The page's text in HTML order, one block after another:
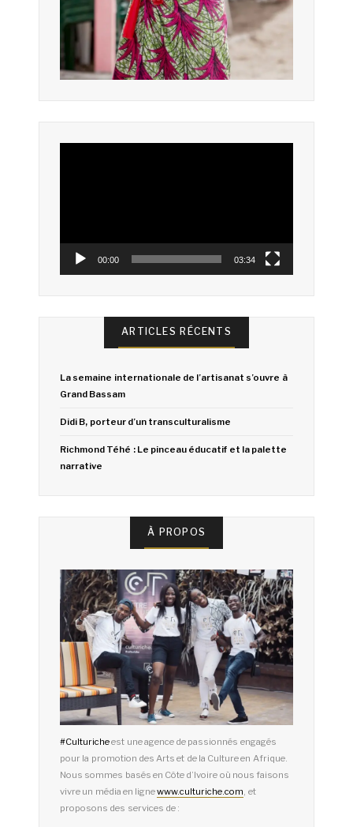
00:00 03:34
ARTICLES RÉCENTS
La semaine internationale de l’artisanat s’ouvre à
Grand Bassam
Didi B, porteur d’un transculturalisme
Richmond Téhé : Le pinceau éducatif et la palette
narrative
À PROPOS
#Culturicheest une agence de passionnés engagés
pour la promotion des Arts et de la Culture en Afrique.
Nous sommes basés en Côte d’Ivoire où nous faisons
vivre un média en lignewww.culturiche.com, et
proposons des services de :